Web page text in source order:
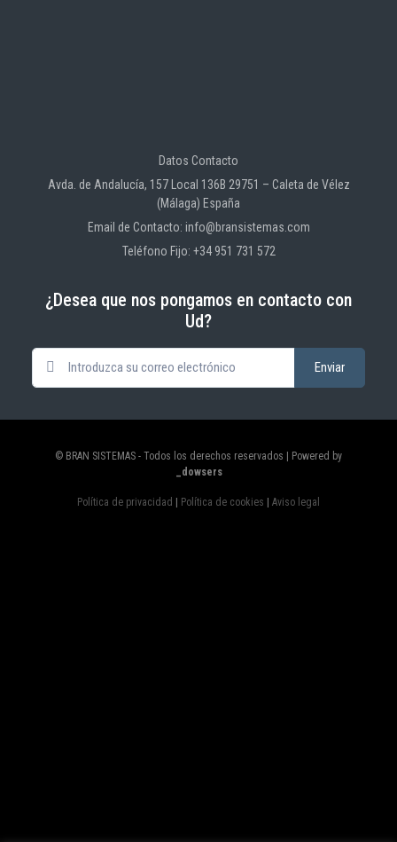
Datos Contacto
Avda. de Andalucía, 157 Local 136B 29751 – Caleta de Vélez
(Málaga) España
Email de Contacto: info@bransistemas.com
Teléfono Fijo: +34 951 731 572
¿Desea que nos pongamos en contacto con
Ud?
© BRAN SISTEMAS - Todos los derechos reservados | Powered by
_dowsers
Política de privacidad | Política de cookies | Aviso legal